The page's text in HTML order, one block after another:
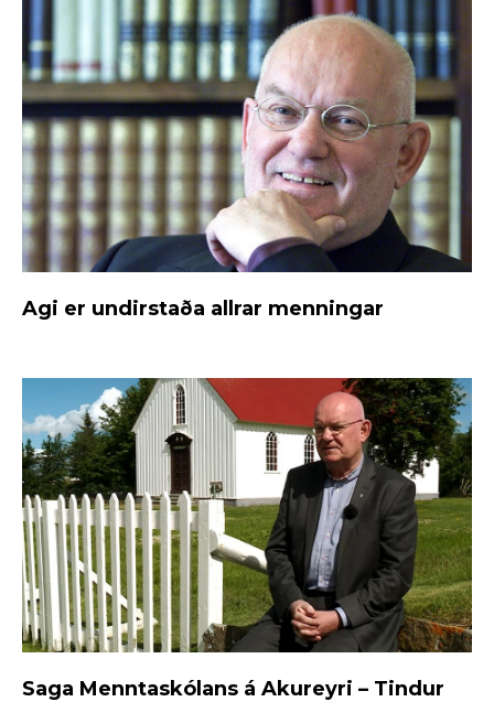
Agi er undirstaða allrar menningar
Saga Menntaskólans á Akureyri – Tindur